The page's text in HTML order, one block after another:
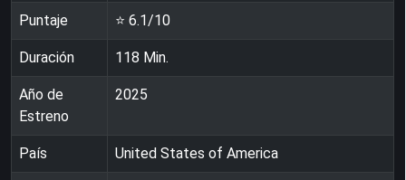
Puntaje ⭐ 6.1/10
Duración 118 Min.
Año de
Estreno
2025
País United States of America